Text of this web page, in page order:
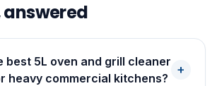
answered
best 5L oven and grill cleaner
heavy commercial kitchens?
+